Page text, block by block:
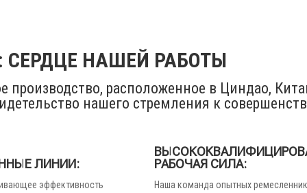
НАШЕЙ РАБОТЫ
производство, расположенное в Циндао,
нашего стремления к
ЛИНИИ:
эффективность
РАБОЧАЯ СИЛА:
Наша команда опытных